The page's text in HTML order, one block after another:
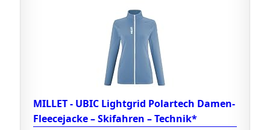
MILLET - UBIC Lightgrid Polartech Damen-
Fleecejacke – Skifahren – Technik*